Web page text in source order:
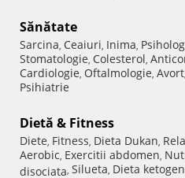
Sănătate
Sarcina, Ceaiuri, Inima,
Stomatologie, Colesterol,
Cardiologie, Oftalmologie, Avort,
Psihiatrie
Dietă & Fitness
Diete, Fitness, Dieta Dukan,
Aerobic, Exercitii abdomen,
disociata, Silueta, Dieta